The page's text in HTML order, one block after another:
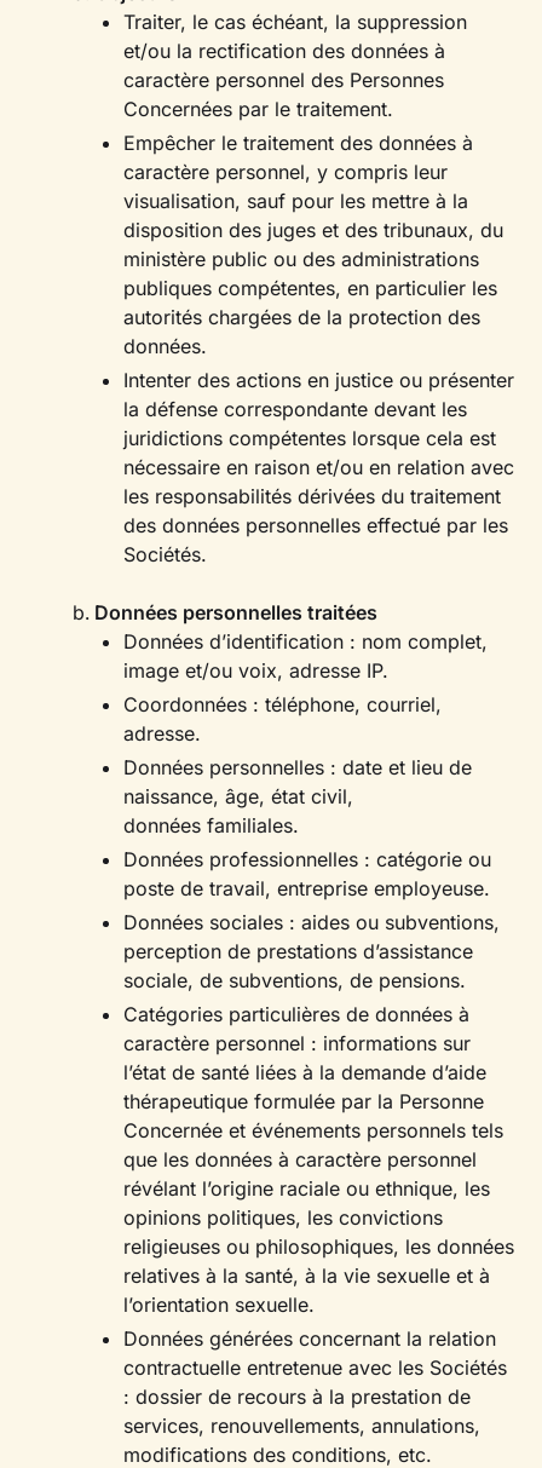
Traiter, le cas échéant, la suppression
et/ou la rectification des données à
caractère personnel des Personnes
Concernées par le traitement.
Empêcher le traitement des données à
caractère personnel, y compris leur
visualisation, sauf pour les mettre à la
disposition des juges et des tribunaux, du
ministère public ou des administrations
publiques compétentes, en particulier les
autorités chargées de la protection des
données.
Intenter des actions en justice ou présenter
la défense correspondante devant les
juridictions compétentes lorsque cela est
nécessaire en raison et/ou en relation avec
les responsabilités dérivées du traitement
des données personnelles effectué par les
Sociétés.
Données personnelles traitées
Données d’identification : nom complet,
image et/ou voix, adresse IP.
Coordonnées : téléphone, courriel,
adresse.
Données personnelles : date et lieu de
naissance, âge, état civil,
données familiales.
Données professionnelles : catégorie ou
poste de travail, entreprise employeuse.
Données sociales : aides ou subventions,
perception de prestations d’assistance
sociale, de subventions, de pensions.
Catégories particulières de données à
caractère personnel : informations sur
l’état de santé liées à la demande d’aide
thérapeutique formulée par la Personne
Concernée et événements personnels tels
que les données à caractère personnel
révélant l’origine raciale ou ethnique, les
opinions politiques, les convictions
religieuses ou philosophiques, les données
relatives à la santé, à la vie sexuelle et à
l’orientation sexuelle.
Données générées concernant la relation
contractuelle entretenue avec les Sociétés
: dossier de recours à la prestation de
services, renouvellements, annulations,
modifications des conditions, etc.